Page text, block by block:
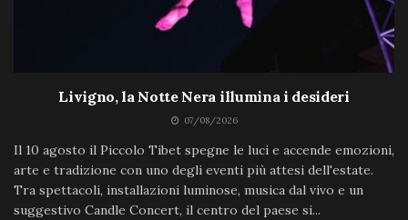
Livigno, la Notte Nera illumina i desideri
07/08/2026
Il 10 agosto il Piccolo Tibet spegne le luci e accende emozioni,
arte e tradizione con uno degli eventi più attesi dell'estate.
Tra spettacoli, installazioni luminose, musica dal vivo e un
suggestivo Candle Concert, il centro del paese si...